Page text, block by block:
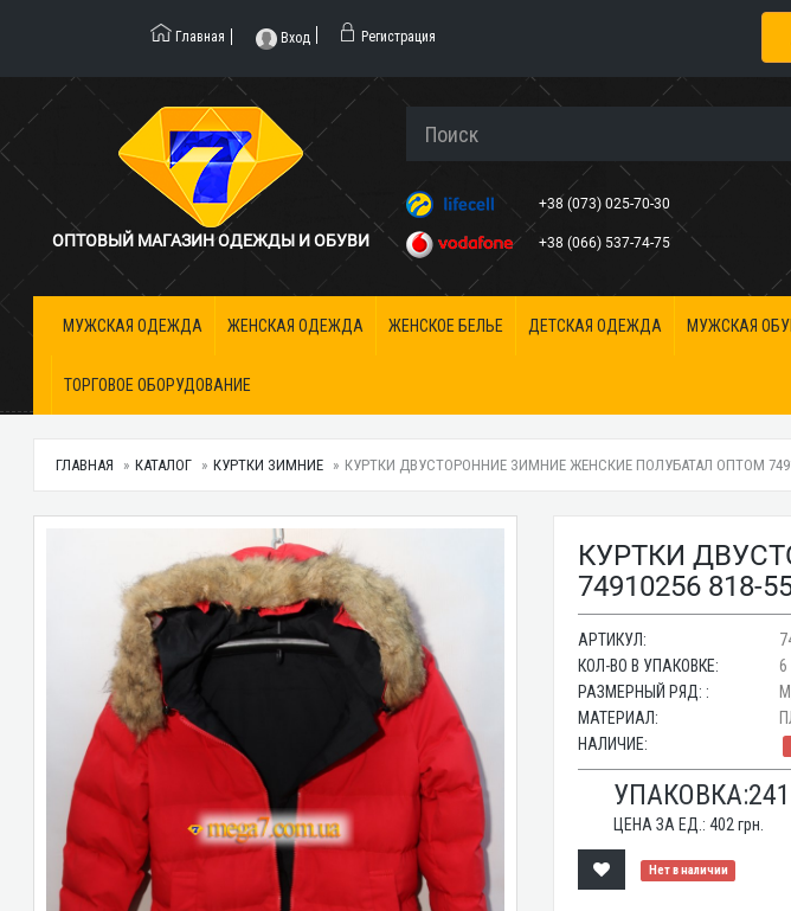
Главная Вход Регистрация
ОПТОВЫЙ МАГАЗИН ОДЕЖДЫ И ОБУВИ
+38 (073) 025-70-30
+38 (066) 537-74-75
МУЖСКАЯ ОДЕЖДА ЖЕНСКАЯ ОДЕЖДА ЖЕНСКОЕ БЕЛЬЕ ДЕТСКАЯ ОДЕЖДА МУЖСКАЯ
ТОРГОВОЕ ОБОРУДОВАНИЕ
ГЛАВНАЯ КАТАЛОГ КУРТКИ ЗИМНИЕ КУРТКИ ДВУСТОРОННИЕ ЗИМНИЕ ЖЕНСКИЕ ПОЛУБАТАЛ ОПТОМ
КУРТКИ
74910256 818-
АРТИКУЛ:
КОЛ-ВО В УПАКОВКЕ:
6
РАЗМЕРНЫЙ РЯД: :
МАТЕРИАЛ:
НАЛИЧИЕ:
УПАКОВКА:
ЦЕНА ЗА ЕД.:402 грн.
Нет в наличии